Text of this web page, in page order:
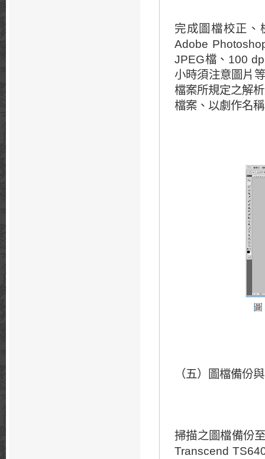
完成圖檔校正、
Adobe
JPEG檔、100
小時須注意圖片
檔案所規定之解
檔案、以劇作名
（五）圖檔備
掃描之圖檔備份
Transcend